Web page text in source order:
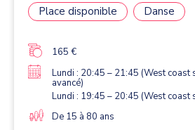
Place disponible
Danse
165 €
Lundi : 20:45 – 21:45 (West coast
avancé)
Lundi : 19:45 – 20:45 (West coast
De 15 à 80 ans